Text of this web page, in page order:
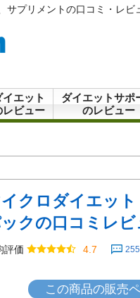
プリメントの口コミ・レビ
エット
レビュー
ダイエットサポ
のレビュー
クロダイエッ
クの口コミレビ
評価 4.7
この商品の販売